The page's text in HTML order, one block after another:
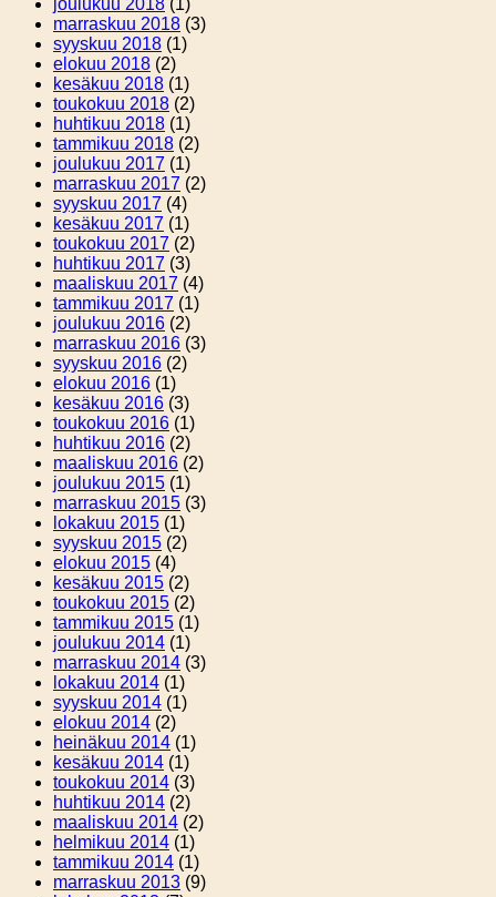
marraskuu 2018 (3)
syyskuu 2018 (1)
elokuu 2018 (2)
kesäkuu 2018 (1)
toukokuu 2018 (2)
huhtikuu 2018 (1)
tammikuu 2018 (2)
joulukuu 2017 (1)
marraskuu 2017 (2)
syyskuu 2017 (4)
kesäkuu 2017 (1)
toukokuu 2017 (2)
huhtikuu 2017 (3)
maaliskuu 2017 (4)
tammikuu 2017 (1)
joulukuu 2016 (2)
marraskuu 2016 (3)
syyskuu 2016 (2)
elokuu 2016 (1)
kesäkuu 2016 (3)
toukokuu 2016 (1)
huhtikuu 2016 (2)
maaliskuu 2016 (2)
joulukuu 2015 (1)
marraskuu 2015 (3)
lokakuu 2015 (1)
syyskuu 2015 (2)
elokuu 2015 (4)
kesäkuu 2015 (2)
toukokuu 2015 (2)
tammikuu 2015 (1)
joulukuu 2014 (1)
marraskuu 2014 (3)
lokakuu 2014 (1)
syyskuu 2014 (1)
elokuu 2014 (2)
heinäkuu 2014 (1)
kesäkuu 2014 (1)
toukokuu 2014 (3)
huhtikuu 2014 (2)
maaliskuu 2014 (2)
helmikuu 2014 (1)
tammikuu 2014 (1)
marraskuu 2013 (9)